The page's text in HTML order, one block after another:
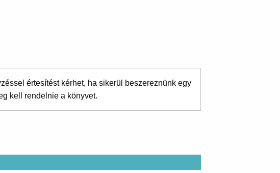
értesítést kérhet, ha sikerül beszereznünk egy
kell rendelnie a könyvet.